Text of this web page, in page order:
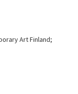
Art Finland;